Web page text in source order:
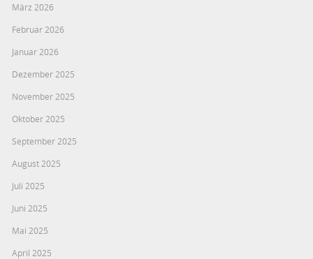
März 2026
Februar 2026
Januar 2026
Dezember 2025
November 2025
Oktober 2025
September 2025
August 2025
Juli 2025
Juni 2025
Mai 2025
April 2025